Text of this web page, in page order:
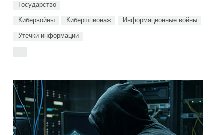
Государство
Кибервойны Кибершпионаж Информационные войны
Утечки информации
...